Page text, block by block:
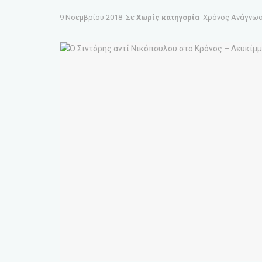
9 Νοεμβρίου 2018 Σε Χωρίς κατηγορία Χρόνος